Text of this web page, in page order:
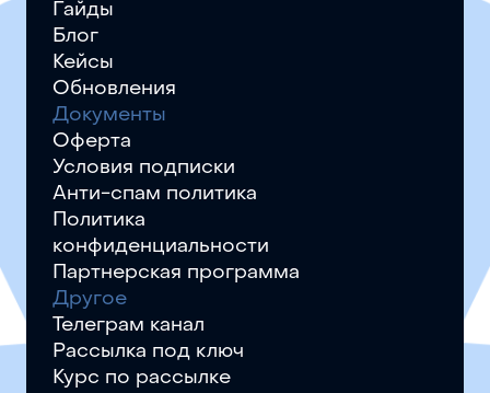
Гайды
Блог
Кейсы
Обновления
Документы
Оферта
Условия подписки
Анти-спам политика
Политика
конфиденциальности
Партнерская программа
Другое
Телеграм канал
Рассылка под ключ
Курс по рассылке